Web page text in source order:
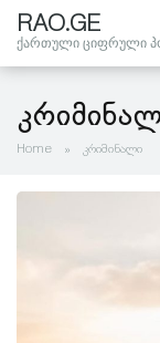
RAO.GE
ქართული ციფრული
Home » კრიმინალი